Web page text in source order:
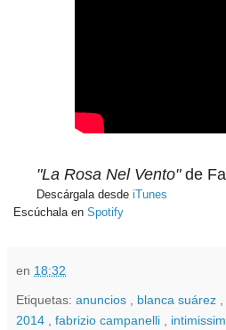
"La Rosa Nel Vento"de
Descárgala desde iTunes
Escúchala en Spotify
en 18:32
Etiquetas: anuncios blanca suárez
2014
fabrizio campanelli